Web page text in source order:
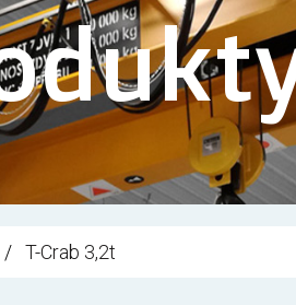
T-Crab 3,2t